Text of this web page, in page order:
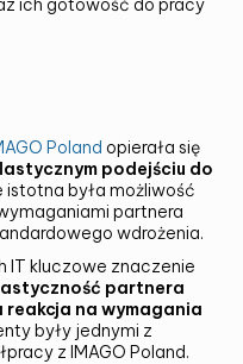
ich gotowość do pracy
Poland opierała się
podejściu do
istotna była możliwość
partnera
wdrożenia.
IT kluczowe znaczenie
partnera
na wymagania
były jednymi z
z IMAGO Poland.